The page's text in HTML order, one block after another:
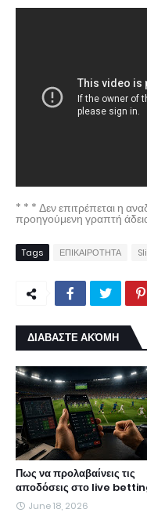
* * * Δεν επιτρέπεται η
προηγούμενη γραπτή
Tags ΕΠΙΚΑΙΡΟΤΗΤΑ
ΔΙΑΒΑΣΤΕ ΑΚΌΜΗ
Πως να προλαβαίνεις τις
αποδόσεις στο live
June 18, 2026